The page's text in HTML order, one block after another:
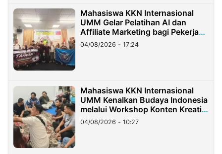
Mahasiswa KKN Internasional
UMM Gelar Pelatihan AI dan
Affiliate Marketing bagi Pekerja
Migran Indonesia di Taiwan
04/08/2026 - 17:24
Mahasiswa KKN Internasional
UMM Kenalkan Budaya Indonesia
melalui Workshop Konten Kreatif
di Taiwan
04/08/2026 - 10:27